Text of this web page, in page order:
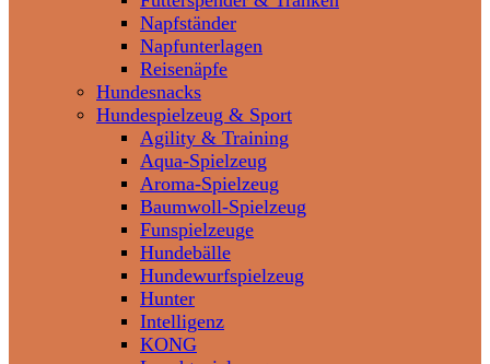
Napfständer
Napfunterlagen
Reisenäpfe
Hundesnacks
Hundespielzeug & Sport
Agility & Training
Aqua-Spielzeug
Aroma-Spielzeug
Baumwoll-Spielzeug
Funspielzeuge
Hundebälle
Hundewurfspielzeug
Hunter
Intelligenz
KONG